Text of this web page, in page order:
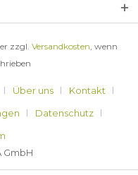
zzgl. Versandkosten, wenn
Über uns
Kontakt
Datenschutz
GmbH